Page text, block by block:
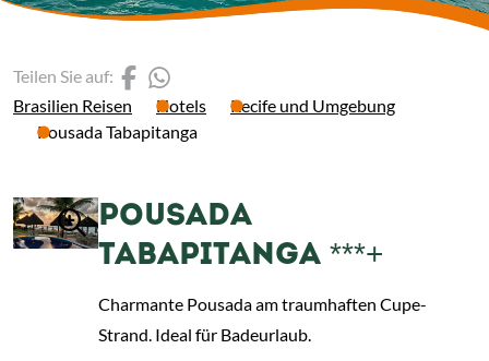
Brasilien Reisen Hotels
Recife und Umgebung
Pousada Tabapitanga
Teilen Sie auf: (Link öffnet einen neuen
POUSADA
TABAPITANGA ***+
Charmante Pousada am traumhaften Cupe-
Strand. Ideal für Badeurlaub.